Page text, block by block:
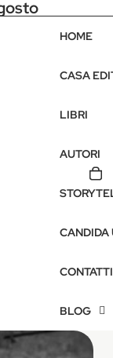
HOME
CASA
LIBRI
AUTORI
CANDIDA
CONTATTI
BLOG